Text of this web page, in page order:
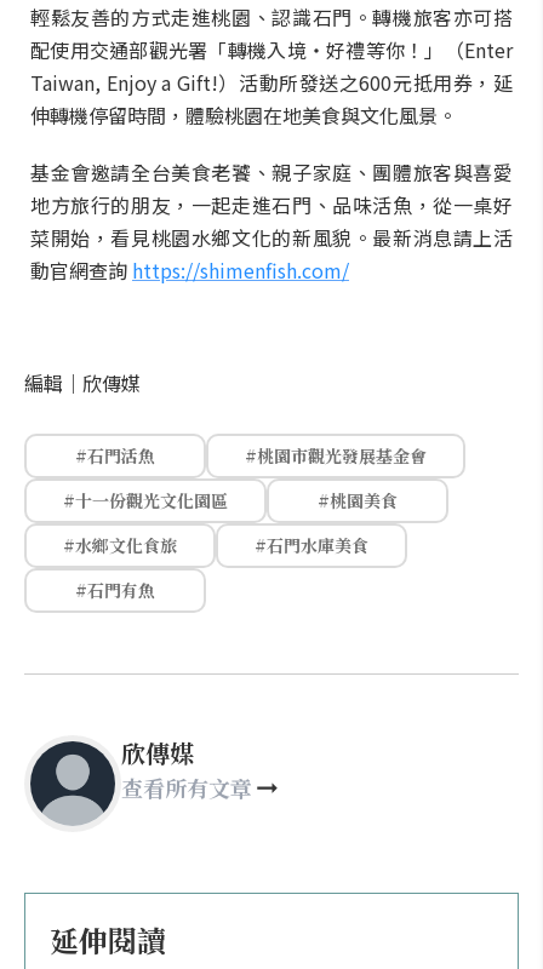
輕鬆友善的方式走進桃園、認識石門。轉機旅客亦可搭
配使用交通部觀光署「轉機入境・好禮等你！」（Enter
Taiwan, Enjoy a Gift!）活動所發送之600元抵用券，延
伸轉機停留時間，體驗桃園在地美食與文化風景。
基金會邀請全台美食老饕、親子家庭、團體旅客與喜愛
地方旅行的朋友，一起走進石門、品味活魚，從一桌好
菜開始，看見桃園水鄉文化的新風貌。最新消息請上活
動官網查詢 https://shimenfish.com/
編輯｜ 欣傳媒
#石門活魚
#桃園市觀光發展基金會
#十一份觀光文化園區
#桃園美食
#水鄉文化食旅
#石門水庫美食
#石門有魚
欣傳媒
查看所有文章
延伸閱讀